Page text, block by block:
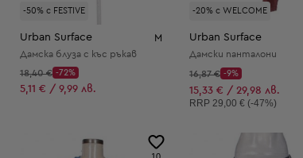
-50% с FESTIVE
Urban Surface M
Дамска блуза с къс ръкав
Начална цена:
18,40 €
Discount Price:
-72%
Намалена цена:
5,11 € / 9,99 лв.
-20% с WELCOME
Urban Surface
Дамски панталони
Начална цена:
16,87 €
Discount Price:
-9%
Намалена цена:
15,33 € / 29,98 лв.
Препоръчителна цена:
RRP 29,00 € (-47%)